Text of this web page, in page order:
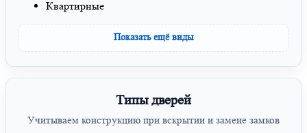
Квартирные
Показать ещё виды
Типы дверей
Учитываем конструкцию при вскрытии и замене замков